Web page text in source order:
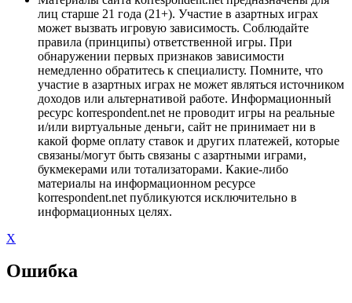
лиц старше 21 года (21+). Участие в азартных играх
может вызвать игровую зависимость. Соблюдайте
правила (принципы) ответственной игры. При
обнаружении первых признаков зависимости
немедленно обратитесь к специалисту. Помните, что
участие в азартных играх не может являться источником
доходов или альтернативой работе. Информационный
ресурс korrespondent.net не проводит игры на реальные
и/или виртуальные деньги, сайт не принимает ни в
какой форме оплату ставок и других платежей, которые
связаны/могут быть связаны с азартными играми,
букмекерами или тотализаторами. Какие-либо
материалы на информационном ресурсе
korrespondent.net публикуются исключительно в
информационных целях.
X
Ошибка